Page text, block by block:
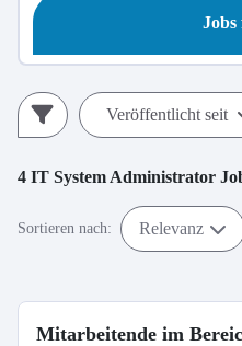
Jobs
Veröffentlicht seit
4 IT System Administrator
Sortieren nach: Relevanz
Mitarbeitende im